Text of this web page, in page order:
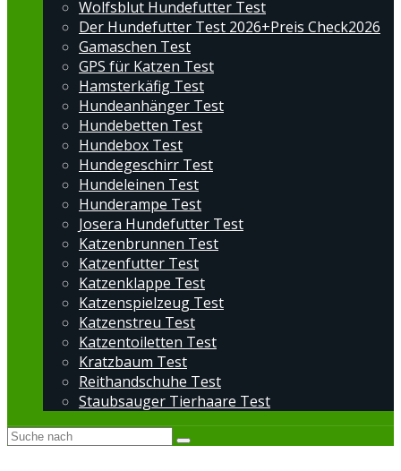
Wolfsblut Hundefutter Test
Der Hundefutter Test 2026+Preis Check2026
Gamaschen Test
GPS für Katzen Test
Hamsterkäfig Test
Hundeanhänger Test
Hundebetten Test
Hundebox Test
Hundegeschirr Test
Hundeleinen Test
Hunderampe Test
Josera Hundefutter Test
Katzenbrunnen Test
Katzenfutter Test
Katzenklappe Test
Katzenspielzeug Test
Katzenstreu Test
Katzentoiletten Test
Kratzbaum Test
Reithandschuhe Test
Staubsauger Tierhaare Test